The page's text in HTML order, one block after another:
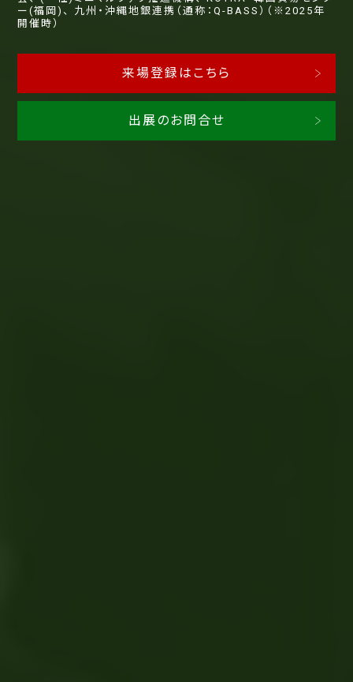
ー(福岡)、
九州・沖縄地銀連携（通称：Q-BASS）（※2025年
開催時）
来場登録はこちら
出展のお問合せ